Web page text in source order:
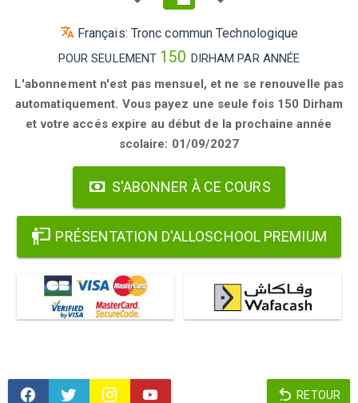
Français: Tronc commun Technologique
POUR SEULEMENT 150 DIRHAM PAR ANNÉE
L'abonnement n'est pas mensuel, et ne se renouvelle pas
automatiquement. Vous payez une seule fois 150 Dirham
et votre accés expire au début de la prochaine année
scolaire: 01/09/2027
S'ABONNER À CE COURS
PRÉSENTATION D'ALLOSCHOOL PREMIUM
RETOUR